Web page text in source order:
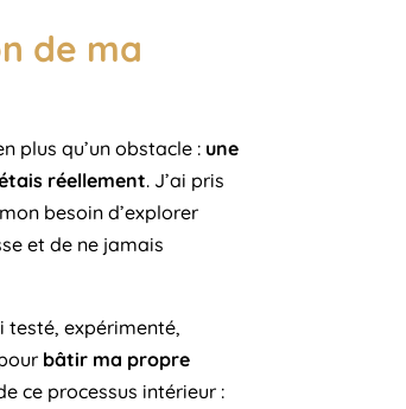
de ma
plus qu’un obstacle : une
réellement. J’ai pris
besoin d’explorer
et de ne jamais
testé, expérimenté,
bâtir ma propre
ce processus intérieur :